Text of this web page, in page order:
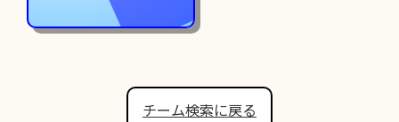
チーム検索に戻る